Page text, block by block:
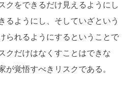
クをできるだけ見えるようにし
るようにし、そしていざという
られるようにするということで
クだけはなくすことはできな
が覚悟すべきリスクである。